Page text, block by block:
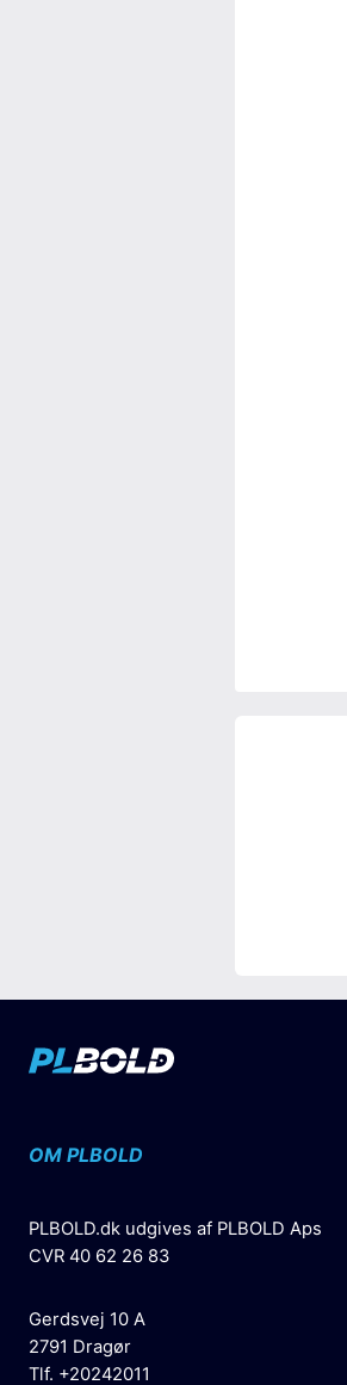
OM PLBOLD
PLBOLD.dk udgives af PLBOLD Aps
CVR 40 62 26 83
Gerdsvej 10 A
2791 Dragør
Tlf. +20242011